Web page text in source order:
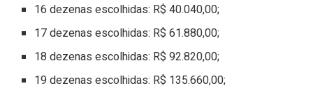
16 dezenas escolhidas: R$ 40.040,00;
17 dezenas escolhidas: R$ 61.880,00;
18 dezenas escolhidas: R$ 92.820,00;
19 dezenas escolhidas: R$ 135.660,00;